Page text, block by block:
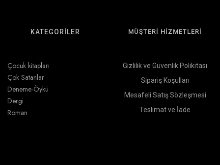
KATEGORİLER
Çocuk kitapları
Çok Satanlar
Deneme-Öykü
Dergi
Roman
MÜŞTERİ HİZMETLERİ
Gizlilik ve Güvenlik Polikitası
Sipariş Koşulları
Mesafeli Satış Sözleşmesi
Teslimat ve İade